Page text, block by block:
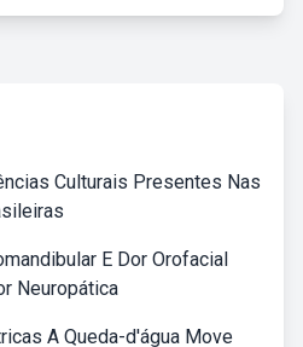
Culturais Presentes Nas
E Dor Orofacial
Neuropática
A Queda-d'água Move